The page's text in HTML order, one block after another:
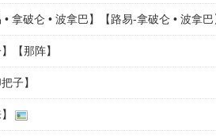
拿破仑 • 波拿巴】【路易-拿破仑 • 波拿巴
【那阵】
子】